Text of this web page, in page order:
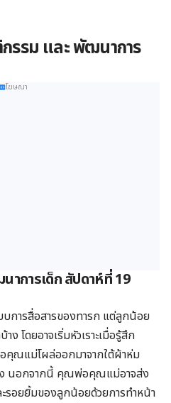
รรม และ พัฒนาการ
โฆษณา
าการเด็กสัปดาห์ที่ 19
การสื่อสารของทารก แต่ลูกน้อย
โดยอาจเริ่มหัวเราะเมื่อรู้สึก
คุณแม่โผล่ออกมาจากใต้ผ้าห่ม
ง นอกจากนี้ คุณพ่อคุณแม่อาจส่ง
ะรอยยิ้มของลูกน้อยด้วยการทำหน้า